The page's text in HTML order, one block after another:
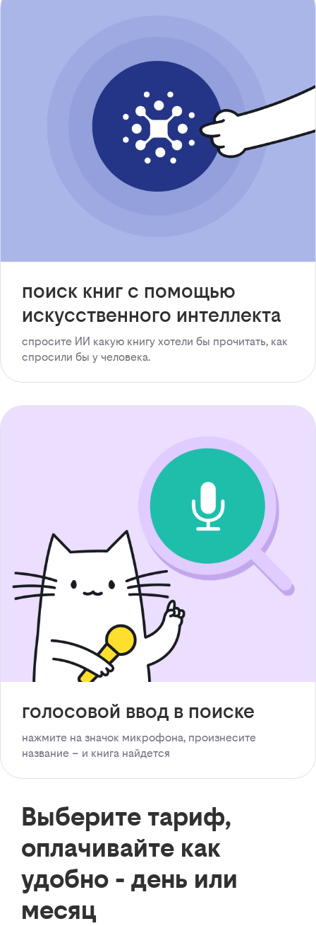
поиск книг с помощью
искусственного интеллекта
спросите ИИ какую книгу хотели бы прочитать, как
спросили бы у человека.
голосовой ввод в поиске
нажмите на значок микрофона, произнесите
название – и книга найдется
Выберите тариф,
оплачивайте как
удобно - день или
месяц